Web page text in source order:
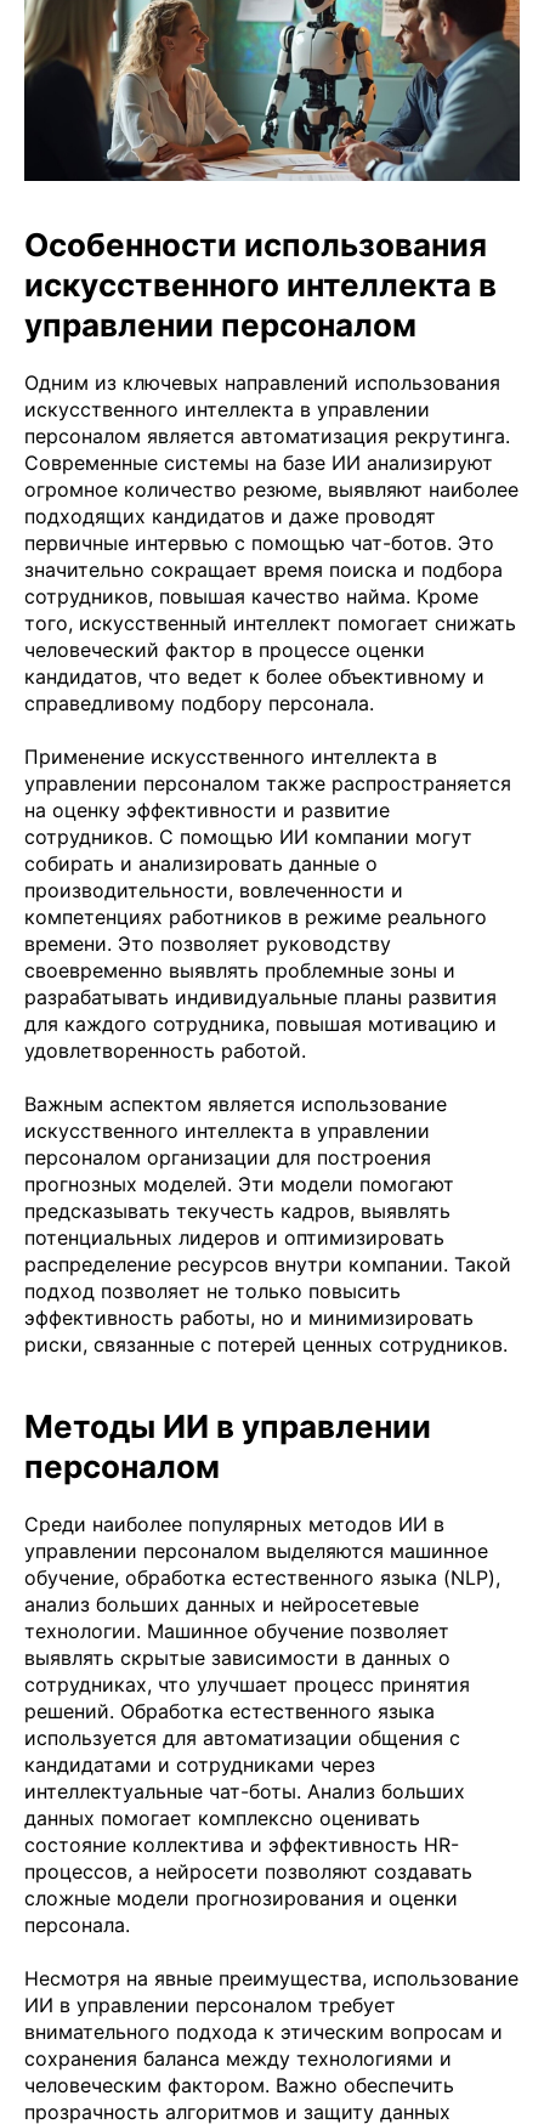
Особенности использования
искусственного интеллекта в
управлении персоналом
Одним из ключевых направлений использования
искусственного интеллекта в управлении
персоналом является автоматизация рекрутинга.
Современные системы на базе ИИ анализируют
огромное количество резюме, выявляют наиболее
подходящих кандидатов и даже проводят
первичные интервью с помощью чат-ботов. Это
значительно сокращает время поиска и подбора
сотрудников, повышая качество найма. Кроме
того, искусственный интеллект помогает снижать
человеческий фактор в процессе оценки
кандидатов, что ведет к более объективному и
справедливому подбору персонала.
Применение искусственного интеллекта в
управлении персоналом также распространяется
на оценку эффективности и развитие
сотрудников. С помощью ИИ компании могут
собирать и анализировать данные о
производительности, вовлеченности и
компетенциях работников в режиме реального
времени. Это позволяет руководству
своевременно выявлять проблемные зоны и
разрабатывать индивидуальные планы развития
для каждого сотрудника, повышая мотивацию и
удовлетворенность работой.
Важным аспектом является использование
искусственного интеллекта в управлении
персоналом организации для построения
прогнозных моделей. Эти модели помогают
предсказывать текучесть кадров, выявлять
потенциальных лидеров и оптимизировать
распределение ресурсов внутри компании. Такой
подход позволяет не только повысить
эффективность работы, но и минимизировать
риски, связанные с потерей ценных сотрудников.
Методы ИИ в управлении
персоналом
Среди наиболее популярных методов ИИ в
управлении персоналом выделяются машинное
обучение, обработка естественного языка (NLP),
анализ больших данных и нейросетевые
технологии. Машинное обучение позволяет
выявлять скрытые зависимости в данных о
сотрудниках, что улучшает процесс принятия
решений. Обработка естественного языка
используется для автоматизации общения с
кандидатами и сотрудниками через
интеллектуальные чат-боты. Анализ больших
данных помогает комплексно оценивать
состояние коллектива и эффективность HR-
процессов, а нейросети позволяют создавать
сложные модели прогнозирования и оценки
персонала.
Несмотря на явные преимущества, использование
ИИ в управлении персоналом требует
внимательного подхода к этическим вопросам и
сохранения баланса между технологиями и
человеческим фактором. Важно обеспечить
прозрачность алгоритмов и защиту данных